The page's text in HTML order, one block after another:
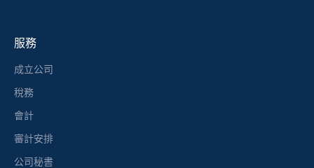
服務
成立公司
稅務
會計
審計安排
公司秘書